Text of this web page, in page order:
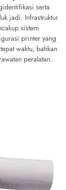
serta
jadi. Infrastruktur
sistem
printer yang
waktu, bahkan
peralatan.